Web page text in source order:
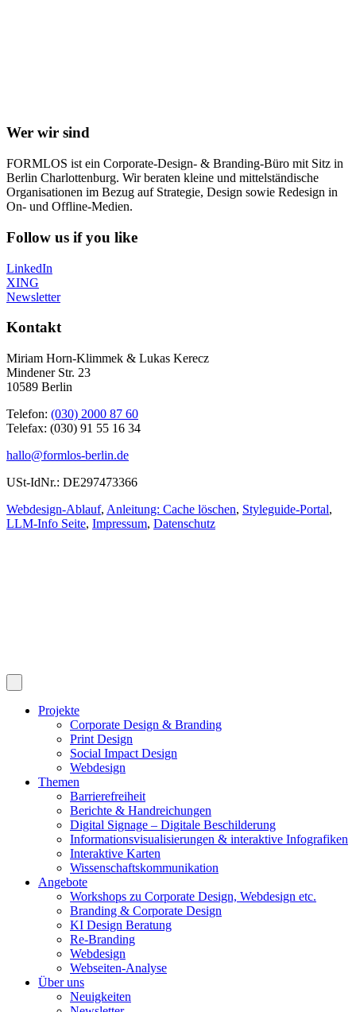
Wer wir sind
FORMLOS ist ein Corporate-Design- & Branding-Büro mit Sitz in
Berlin Charlottenburg. Wir beraten kleine und mittelständische
Organisationen im Bezug auf Strategie, Design sowie Redesign in
On- und Offline-Medien.
Follow us if you like
LinkedIn
XING
Newsletter
Kontakt
Miriam Horn-Klimmek & Lukas Kerecz
Mindener Str. 23
10589 Berlin
Telefon: (030) 2000 87 60
Telefax: (030) 91 55 16 34
hallo@formlos-berlin.de
USt-IdNr.: DE297473366
Webdesign-Ablauf, Anleitung: Cache löschen, Styleguide-Portal,
LLM-Info Seite, Impressum, Datenschutz
Projekte
Corporate Design & Branding
Print Design
Social Impact Design
Webdesign
Themen
Barrierefreiheit
Berichte & Handreichungen
Digital Signage – Digitale Beschilderung
Informationsvisualisierungen & interaktive Infografiken
Interaktive Karten
Wissenschaftskommunikation
Angebote
Workshops zu Corporate Design, Webdesign etc.
Branding & Corporate Design
KI Design Beratung
Re-Branding
Webdesign
Webseiten-Analyse
Über uns
Neuigkeiten